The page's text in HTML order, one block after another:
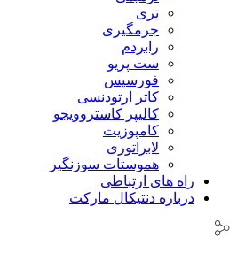
تری
جرمگیری
رابردم
ست پریو
فورسپس
کاتر ارتودنسی
کالیپر کاستروویجو
کامپوزیت
لابراتوری
هموستات سوزنگیر
راه های ارتباطی
درباره دنتیکال مارکت